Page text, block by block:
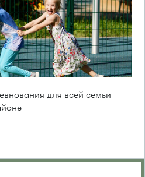
для всей семьи —